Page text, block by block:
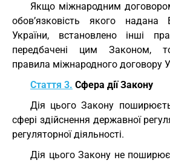
Якщо міжнародним
обов’язковість якого
України, встановлено інші
передбачені цим Законом,
правила міжнародного договору
Стаття 3. Сфера дії Закону
Дія цього Закону
сфері здійснення державної
регуляторної діяльності.
Дія цього Закону не